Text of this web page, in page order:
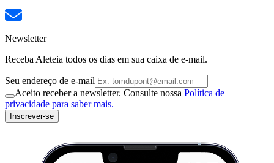
Newsletter
Receba Aleteia todos os dias em sua caixa de e-mail.
Seu endereço de e-mail
Aceito receber a newsletter. Consulte nossa Política de
privacidade para saber mais.
Inscrever-se